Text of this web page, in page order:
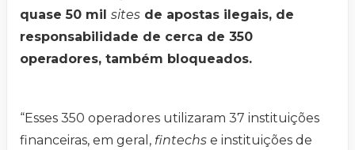
quase 50 mil sites de apostas ilegais, de
responsabilidade de cerca de 350
operadores, também bloqueados.
“Esses 350 operadores utilizaram 37 instituições
financeiras, em geral, fintechs e instituições de